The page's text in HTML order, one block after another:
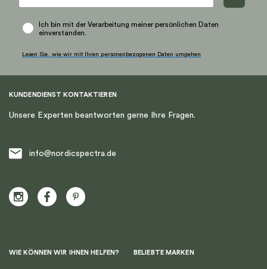
Ich bin mit der Verarbeitung meiner persönlichen Daten
einverstanden.
Lesen Sie, wie wir mit Ihren personenbezogenen Daten umgehen
KUNDENDIENST KONTAKTIEREN
Unsere Experten beantworten gerne Ihre Fragen.
info@nordicspectra.de
WIE KÖNNEN WIR IHNEN HELFEN? BELIEBTE MARKEN